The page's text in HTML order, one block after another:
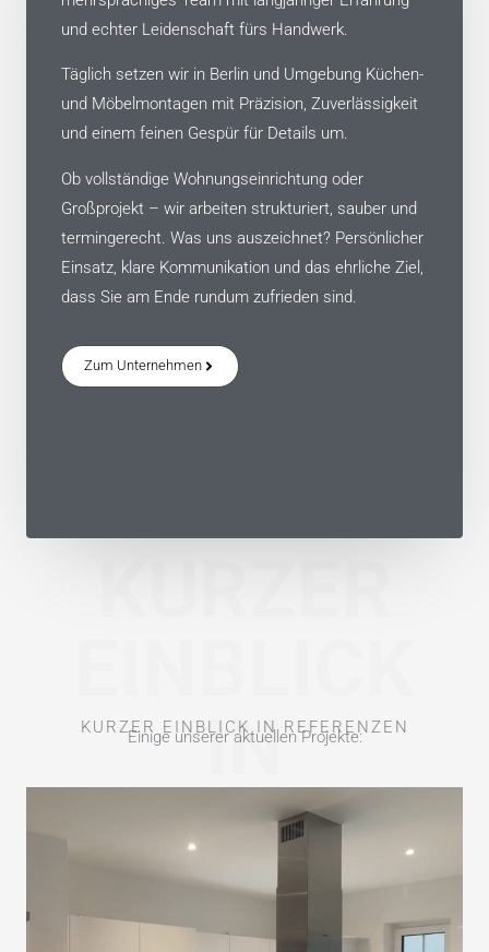
und echter Leidenschaft fürs Handwerk.
Täglich setzen wir in Berlin und Umgebung Küchen-
und Möbelmontagen mit Präzision, Zuverlässigkeit
und einem feinen Gespür für Details um.
Ob vollständige Wohnungseinrichtung oder
Großprojekt – wir arbeiten strukturiert, sauber und
termingerecht. Was uns auszeichnet? Persönlicher
Einsatz, klare Kommunikation und das ehrliche Ziel,
dass Sie am Ende rundum zufrieden sind.
Zum Unternehmen
IN
REFERENZE
N
KURZER EINBLICK IN REFERENZEN
Einige unserer aktuellen Projekte: